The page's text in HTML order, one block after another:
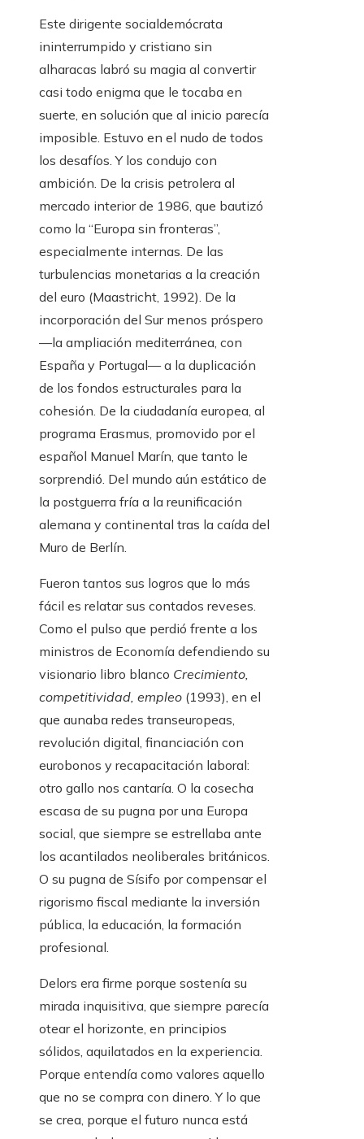
Este dirigente socialdemócrata
ininterrumpido y cristiano sin
alharacas labró su magia al convertir
casi todo enigma que le tocaba en
suerte, en solución que al inicio parecía
imposible. Estuvo en el nudo de todos
los desafíos. Y los condujo con
ambición. De la crisis petrolera al
mercado interior de 1986, que bautizó
como la “Europa sin fronteras”,
especialmente internas. De las
turbulencias monetarias a la creación
del euro (Maastricht, 1992). De la
incorporación del Sur menos próspero
—la ampliación mediterránea, con
España y Portugal— a la duplicación
de los fondos estructurales para la
cohesión. De la ciudadanía europea, al
programa Erasmus, promovido por el
español Manuel Marín, que tanto le
sorprendió. Del mundo aún estático de
la postguerra fría a la reunificación
alemana y continental tras la caída del
Muro de Berlín.
Fueron tantos sus logros que lo más
fácil es relatar sus contados reveses.
Como el pulso que perdió frente a los
ministros de Economía defendiendo su
visionario libro blanco Crecimiento,
competitividad, empleo (1993), en el
que aunaba redes transeuropeas,
revolución digital, financiación con
eurobonos y recapacitación laboral:
otro gallo nos cantaría. O la cosecha
escasa de su pugna por una Europa
social, que siempre se estrellaba ante
los acantilados neoliberales británicos.
O su pugna de Sísifo por compensar el
rigorismo fiscal mediante la inversión
pública, la educación, la formación
profesional.
Delors era firme porque sostenía su
mirada inquisitiva, que siempre parecía
otear el horizonte, en principios
sólidos, aquilatados en la experiencia.
Porque entendía como valores aquello
que no se compra con dinero. Y lo que
se crea, porque el futuro nunca está